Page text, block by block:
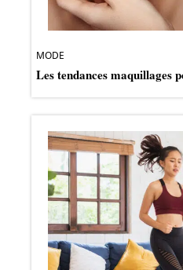
MODE
Les tendances maquillages